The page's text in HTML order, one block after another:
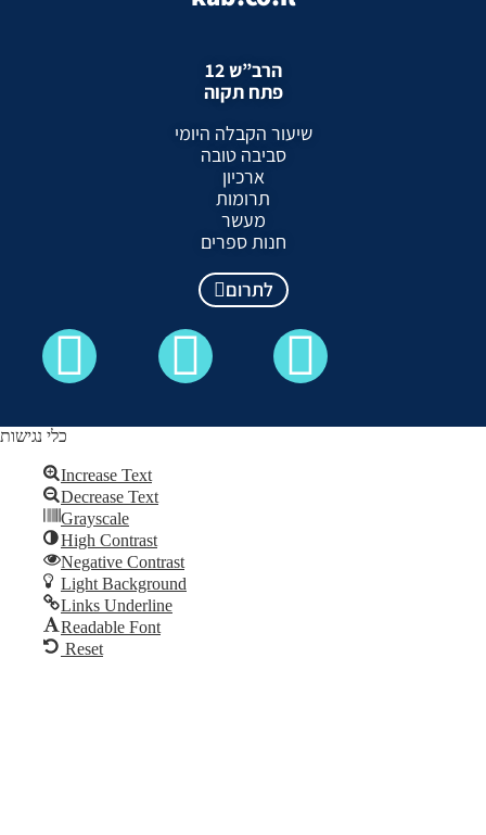
הרב”ש 12
פתח תקוה
שיעור הקבלה היומי
סביבה טובה
ארכיון
תרומות
מעשר
חנות ספרים
לתרום
Skip to content
toolbar
כלי נגישות
Increase Text
Decrease Text
Grayscale
High Contrast
Negative Contrast
Light Background
Links Underline
Readable Font
Reset